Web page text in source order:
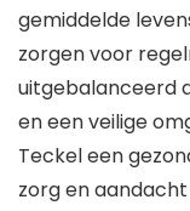
gemiddelde
zorgen voor
uitgebalanceerd
en een veilige
Teckel een
zorg en